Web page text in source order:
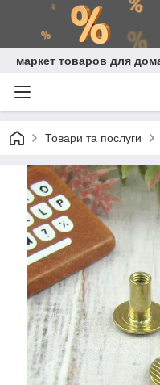
маркет товаров для
Товари та послуги